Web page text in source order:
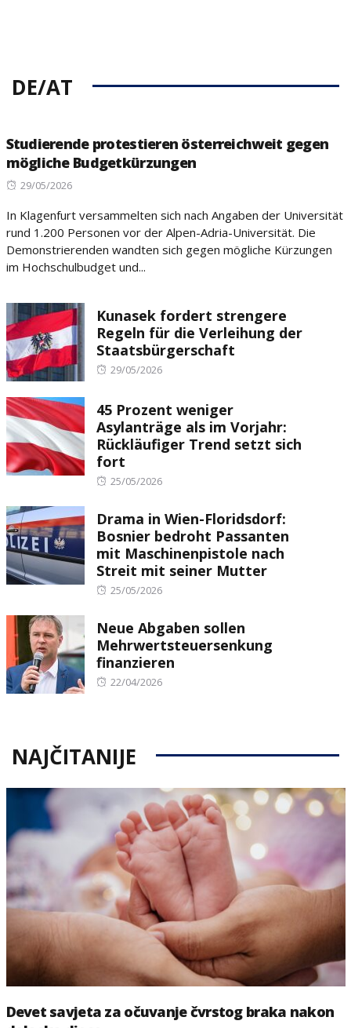
DE/AT
Studierende protestieren österreichweit gegen
mögliche Budgetkürzungen
Posted
29/05/2026
In Klagenfurt versammelten sich nach Angaben der Universität
rund 1.200 Personen vor der Alpen-Adria-Universität. Die
Demonstrierenden wandten sich gegen mögliche Kürzungen
im Hochschulbudget und...
Kunasek fordert strengere
Regeln für die Verleihung der
Staatsbürgerschaft
Posted
29/05/2026
45 Prozent weniger
Asylanträge als im Vorjahr:
Rückläufiger Trend setzt sich
fort
Posted
25/05/2026
Drama in Wien-Floridsdorf:
Bosnier bedroht Passanten
mit Maschinenpistole nach
Streit mit seiner Mutter
Posted
25/05/2026
Neue Abgaben sollen
Mehrwertsteuersenkung
finanzieren
Posted
22/04/2026
NAJČITANIJE
Devet savjeta za očuvanje čvrstog braka nakon